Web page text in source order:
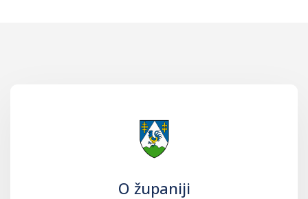
O županiji